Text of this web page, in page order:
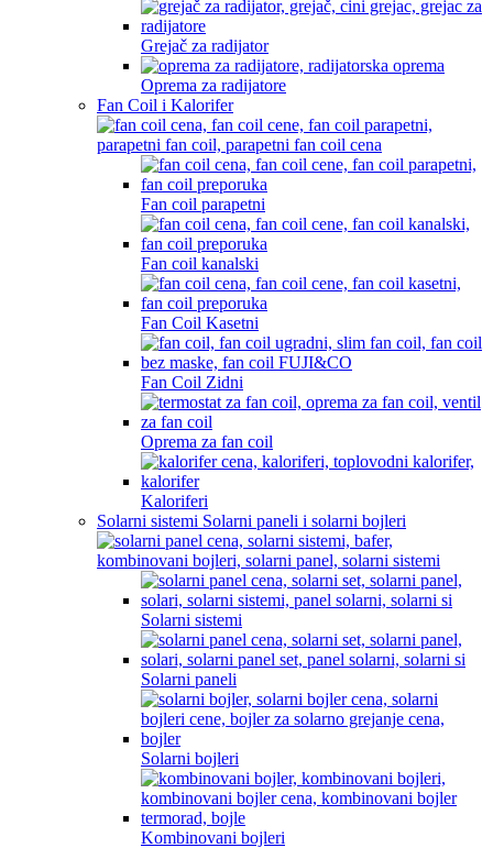
Grejač za radijator
Oprema za radijatore
Fan Coil i Kalorifer
Fan coil parapetni
Fan coil kanalski
Fan Coil Kasetni
Fan Coil Zidni
Oprema za fan coil
Kaloriferi
Solarni sistemi Solarni paneli i solarni bojleri
Solarni sistemi
Solarni paneli
Solarni bojleri
Kombinovani bojleri